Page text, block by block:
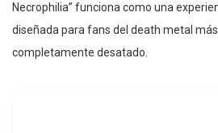
Necrophilia” funciona como una
diseñada para fans del death metal
completamente desatado.